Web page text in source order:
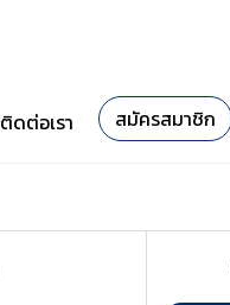
ติดต่อเรา สมัครสมาชิก